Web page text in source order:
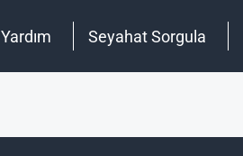
Yardım Seyahat Sorgula